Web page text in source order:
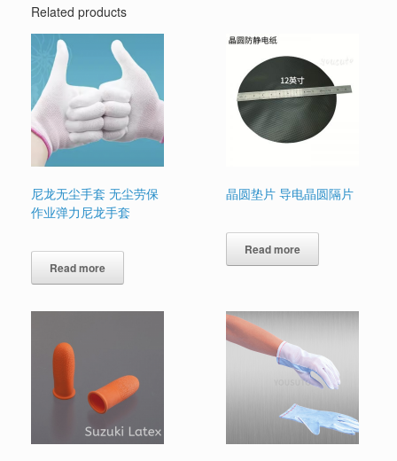
Related products
尼龙无尘手套 无尘劳保
作业弹力尼龙手套
Read more
晶圆垫片 导电晶圆隔片
Read more